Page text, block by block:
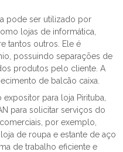
pode ser utilizado por
lojas de informática,
tantos outros. Ele é
possuindo separações de
produtos pelo cliente. A
de balcão caixa.
para loja Pirituba,
para solicitar serviços do
por exemplo,
de roupa e estante de aço
de trabalho eficiente e